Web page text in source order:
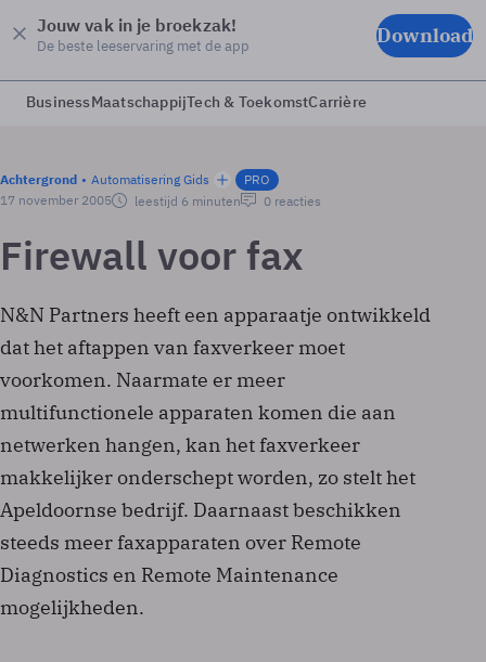
Jouw vak in je broekzak!
De beste leeservaring met de app Download
BusinessMaatschappijTech & ToekomstCarrière
Achtergrond Automatisering Gids
PRO
17 november 2005
leestijd 6 minuten 0 reacties
Firewall voor fax
N&N Partners heeft een apparaatje ontwikkeld
dat het aftappen van faxverkeer moet
voorkomen. Naarmate er meer
multifunctionele apparaten komen die aan
netwerken hangen, kan het faxverkeer
makkelijker onderschept worden, zo stelt het
Apeldoornse bedrijf. Daarnaast beschikken
steeds meer faxapparaten over Remote
Diagnostics en Remote Maintenance
mogelijkheden.